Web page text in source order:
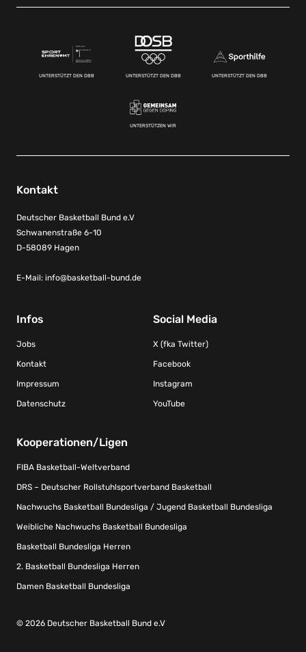
UNTERSTÜTZT DEN DBB UNTERSTÜTZT DEN DBB UNTERSTÜTZT DEN DBB
UNTERSTÜTZEN WIR
Kontakt
Deutscher Basketball Bund e.V
Schwanenstraße 6-10
D-58089 Hagen
E-Mail: info@basketball-bund.de
Infos
Jobs
Kontakt
Impressum
Datenschutz
Social Media
X (fka Twitter)
Facebook
Instagram
YouTube
Kooperationen/Ligen
FIBA Basketball-Weltverband
DRS – Deutscher Rollstuhlsportverband Basketball
Nachwuchs Basketball Bundesliga / Jugend Basketball Bundesliga
Weibliche Nachwuchs Basketball Bundesliga
Basketball Bundesliga Herren
2. Basketball Bundesliga Herren
Damen Basketball Bundesliga
© 2026 Deutscher Basketball Bund e.V